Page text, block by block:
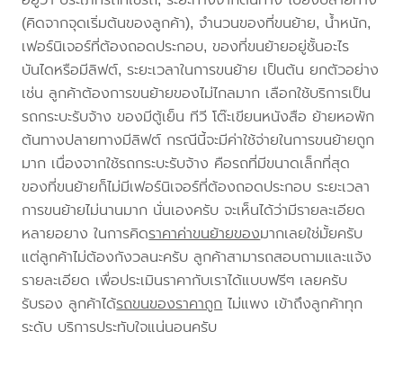
(คิดจากจุดเริ่มต้นของลูกค้า), จำนวนของที่ขนย้าย, น้ำหนัก,
เฟอร์นิเจอร์ที่ต้องถอดประกอบ, ของที่ขนย้ายอยู่ชั้นอะไร
บันไดหรือมีลิฟต์, ระยะเวลาในการขนย้าย เป็นต้น ยกตัวอย่าง
เช่น ลูกค้าต้องการขนย้ายของไม่ไกลมาก เลือกใช้บริการเป็น
รถกระบะรับจ้าง ของมีตู้เย็น ทีวี โต๊ะเขียนหนังสือ ย้ายหอพัก
ต้นทางปลายทางมีลิฟต์ กรณีนี้จะมีค่าใช้จ่ายในการขนย้ายถูก
มาก เนื่องจากใช้รถกระบะรับจ้าง คือรถที่มีขนาดเล็กที่สุด
ของที่ขนย้ายก็ไม่มีเฟอร์นิเจอร์ที่ต้องถอดประกอบ ระยะเวลา
การขนย้ายไม่นานมาก นั่นเองครับ จะเห็นได้ว่ามีรายละเอียด
หลายอยาง ในการคิดราคาค่าขนย้ายของมากเลยใช่มั้ยครับ
แต่ลูกค้าไม่ต้องกังวลนะครับ ลูกค้าสามารถสอบถามและแจ้ง
รายละเอียด เพื่อประเมินราคากับเราได้แบบฟรีๆ เลยครับ
รับรอง ลูกค้าได้รถขนของราคาถูกไม่แพง เข้าถึงลูกค้าทุก
ระดับ บริการประทับใจแน่นอนครับ